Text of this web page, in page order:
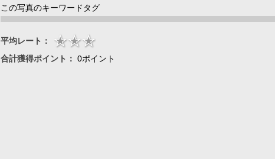
この写真のキーワードタグ
平均レート：
合計獲得ポイント： 0ポイント